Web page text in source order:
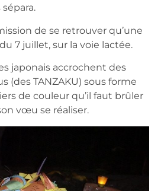
de se retrouver qu’une
7 juillet, sur la voie lactée.
japonais accrochent des
(des TANZAKU) sous forme
de couleur qu’il faut brûler
vœu se réaliser.